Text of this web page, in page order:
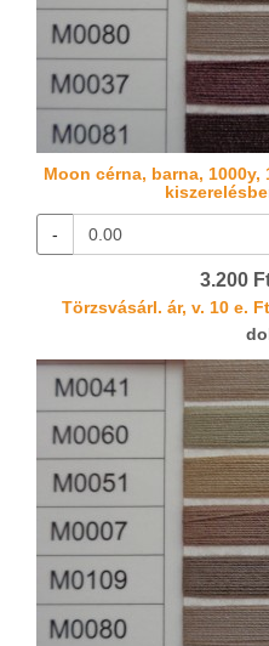
Moon cérna, barna,
-
3.200
Törzsvásárl. ár, v. 10 e.